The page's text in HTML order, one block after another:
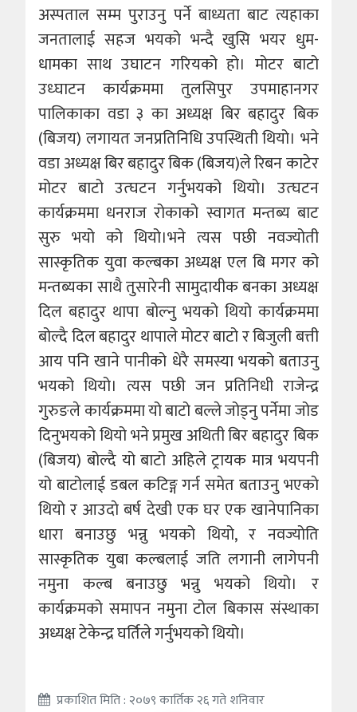
अस्पताल सम्म पुराउनु पर्ने बाध्यता बाट त्यहाका
जनतालाई सहज भयको भन्दै खुसि भयर धुम-
धामका साथ उघाटन गरियको हो। मोटर बाटो
उध्घाटन कार्यक्रममा तुलसिपुर उपमाहानगर
पालिकाका वडा ३ का अध्यक्ष बिर बहादुर बिक
(बिजय) लगायत जनप्रतिनिधि उपस्थिती थियो। भने
वडा अध्यक्ष बिर बहादुर बिक (बिजय)ले रिबन काटेर
मोटर बाटो उत्घटन गर्नुभयको थियो। उत्घटन
कार्यक्रममा धनराज रोकाको स्वागत मन्तब्य बाट
सुरु भयो को थियो।भने त्यस पछी नवज्योती
सास्कृतिक युवा कल्बका अध्यक्ष एल बि मगर को
मन्तब्यका साथै तुसारेनी सामुदायीक बनका अध्यक्ष
दिल बहादुर थापा बोल्नु भयको थियो कार्यक्रममा
बोल्दै दिल बहादुर थापाले मोटर बाटो र बिजुली बत्ती
आय पनि खाने पानीको धेरै समस्या भयको बताउनु
भयको थियो। त्यस पछी जन प्रतिनिधी राजेन्द्र
गुरुङले कार्यक्रममा यो बाटो बल्ले जोड्नु पर्नेमा जोड
दिनुभयको थियो भने प्रमुख अथिती बिर बहादुर बिक
(बिजय) बोल्दै यो बाटो अहिले ट्रायक मात्र भयपनी
यो बाटोलाई डबल कटिङ्ग गर्न समेत बताउनु भएकाे
थियो र आउदाे बर्ष देखी एक घर एक खानेपानिका
धारा बनाउछु भन्नु भयको थियो, र नवज्योति
सास्कृतिक युबा कल्बलाई जति लगानी लागेपनी
नमुना कल्ब बनाउछु भन्नु भयको थियो। र
कार्यक्रमको समापन नमुना टोल बिकास संस्थाका
अध्यक्ष टेकेन्द्र घर्तिले गर्नुभयको थियो।
प्रकाशित मिति : २०७९ कार्तिक २६ गते शनिवार